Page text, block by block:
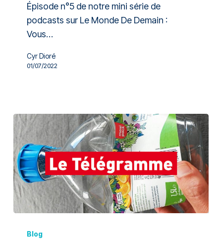
Épisode n°5 de notre mini série de
podcasts sur Le Monde De Demain :
Vous…
Cyr Dioré
01/07/2022
Blog